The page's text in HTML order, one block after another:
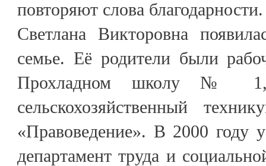
повторяют слова благодарности.
Светлана Викторовна
семье. Её родители были
Прохладном школу № 1,
сельскохозяйственный
«Правоведение». В 2000 году
департамент труда и